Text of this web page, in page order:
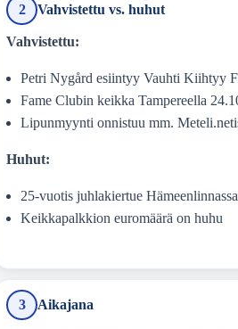
2 Vahvistettu vs. huhut
Vahvistettu:
Petri Nygård esiintyy Vauhti Kiihtyy
Fame Clubin keikka Tampereella
Lipunmyynti onnistuu mm.
Huhut:
25-vuotis juhlakiertue
Keikkapalkkion euromäärä on huhu
3 Aikajana